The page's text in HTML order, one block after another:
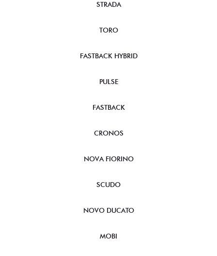
STRADA
TORO
FASTBACK HYBRID
PULSE
FASTBACK
CRONOS
NOVA FIORINO
SCUDO
NOVO DUCATO
MOBI